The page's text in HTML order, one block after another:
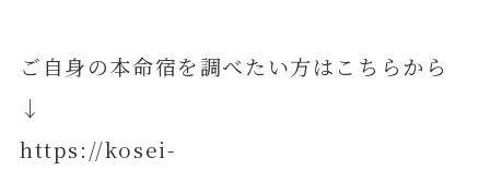
ご自身の本命宿を調べたい方はこちらから
↓
https://kosei-